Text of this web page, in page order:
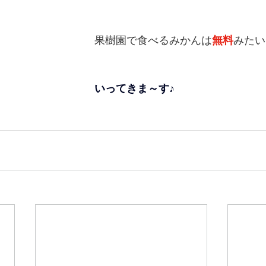
果樹園で食べるみかんは無料みた
いってきま～す♪